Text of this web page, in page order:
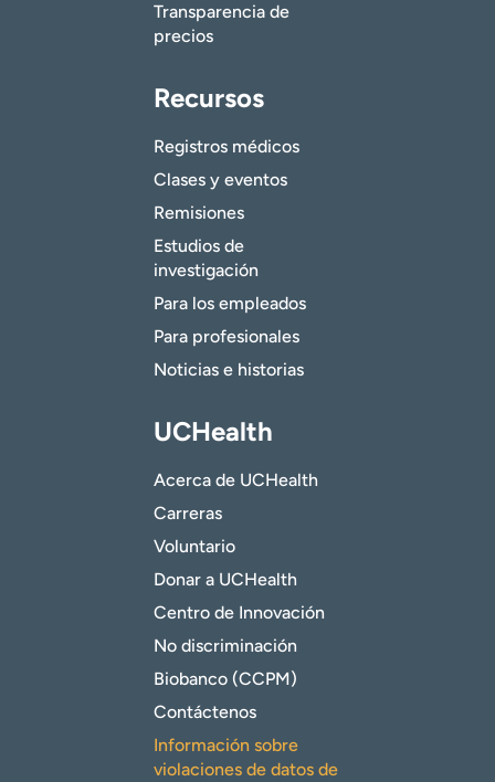
Transparencia de
precios
Recursos
Registros médicos
Clases y eventos
Remisiones
Estudios de
investigación
Para los empleados
Para profesionales
Noticias e historias
UCHealth
Acerca de UCHealth
Carreras
Voluntario
Donar a UCHealth
Centro de Innovación
No discriminación
Biobanco (CCPM)
Contáctenos
Información sobre
violaciones de datos de